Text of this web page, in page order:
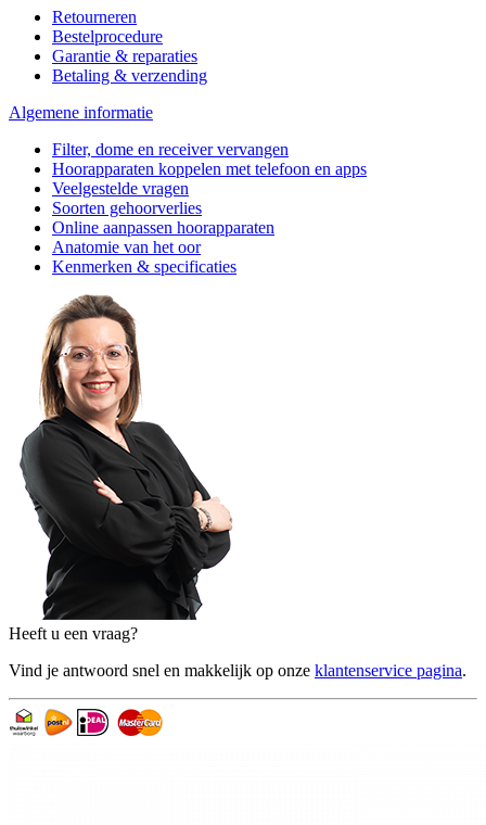
Retourneren
Bestelprocedure
Garantie & reparaties
Betaling & verzending
Algemene informatie
Filter, dome en receiver vervangen
Hoorapparaten koppelen met telefoon en apps
Veelgestelde vragen
Soorten gehoorverlies
Online aanpassen hoorapparaten
Anatomie van het oor
Kenmerken & specificaties
Heeft u een vraag?
Vind je antwoord snel en makkelijk op onze klantenservice pagina.